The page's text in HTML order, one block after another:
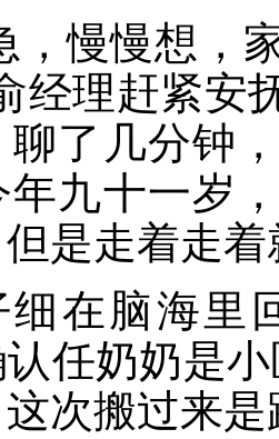
，慢慢想，
经理赶紧安
聊了几分钟
年九十一岁
但是走着走
细在脑海里
任奶奶是
次搬过来